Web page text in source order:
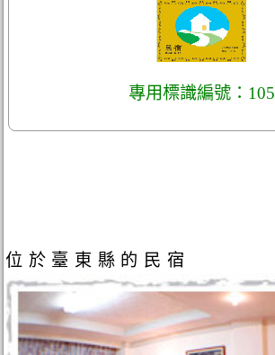
專用標識編號：105
位於臺東縣的民宿